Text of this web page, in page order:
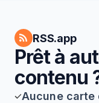
RSS.app
Prêt à
contenu
Aucune